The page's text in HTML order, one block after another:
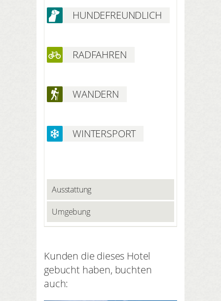
HUNDEFREUNDLICH
RADFAHREN
WANDERN
WINTERSPORT
Ausstattung
Umgebung
Kunden die dieses Hotel
gebucht haben, buchten
auch: